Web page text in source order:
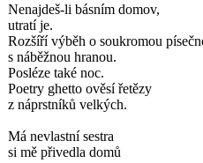
Nenajdeš-li básním domov,
utratí je.
Rozšíří výběh o soukromou
s náběžnou hranou.
Posléze také noc.
Poetry ghetto ověsí řetězy
z náprstníků velkých.
Má nevlastní sestra
si mě přivedla domů